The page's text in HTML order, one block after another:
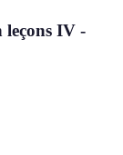
leçons IV -